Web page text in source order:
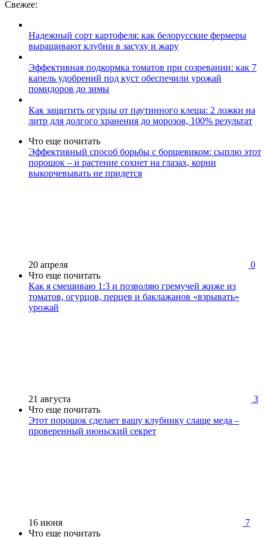
Свежее:
Надежный сорт картофеля: как белорусские фермеры
выращивают клубни в засуху и жару
Эффективная подкормка томатов при созревании: как 7
капель удобрений под куст обеспечили урожай
помидоров до зимы
Как защитить огурцы от паутинного клеща: 2 ложки на
литр для долгого хранения до морозов, 100% результат
Что еще почитать
Эффективный способ борьбы с борщевиком: сыплю этот
порошок – и растение сохнет на глазах, корни
выкорчевывать не придется
20 апреля
0
Что еще почитать
Как я смешиваю 1:3 и позволяю гремучей жиже из
томатов, огурцов, перцев и баклажанов «взрывать»
урожай
21 августа
3
Что еще почитать
Этот порошок сделает вашу клубнику слаще меда –
проверенный июньский секрет
16 июня
7
Что еще почитать